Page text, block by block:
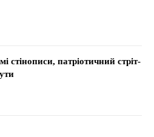
стінописи, патріотичний стріт-